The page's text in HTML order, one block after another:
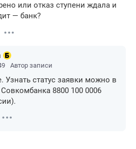
или отказ ступени ждала и
— банк?
Автор записи
Узнать статус заявки можно в
8800 100 0006